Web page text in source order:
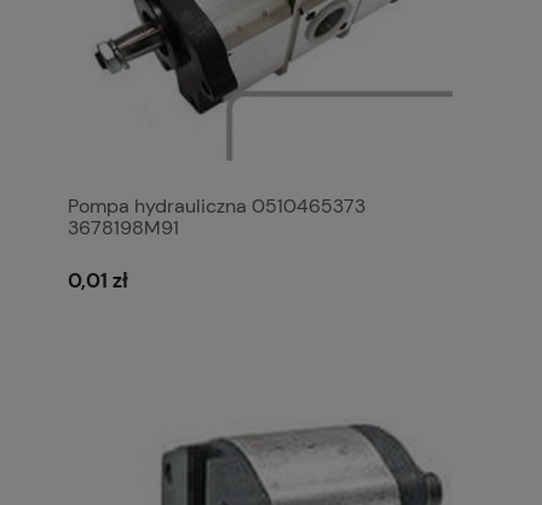
Pompa hydrauliczna 0510465373
3678198M91
0,01 zł